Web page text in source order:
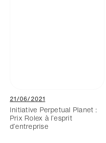
21/06/2021
Initiative Perpetual Planet :
Prix Rolex à l’esprit
d’entreprise